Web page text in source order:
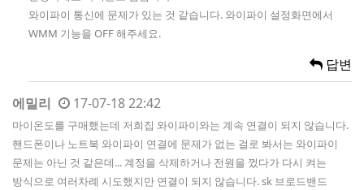
와이파이 통신에 문제가 있는 것 같습니다. 와이파이 설정화면에서
WMM 기능을 OFF 해주세요.
답변
에밀리 17-07-18 22:42
마이온도를 구매했는데 저희집 와이파이와는 계속 연결이 되지 않습니다.
핸드폰이나 노트북 와이파이 연결에 문제가 없는 걸로 봐서는 와이파이
문제는 아닌 것 같은데... 계정을 삭제하거나 전원을 껐다가 다시 켜는
방식으로 여러차례 시도했지만 연결이 되지 않습니다. sk 브로드밴드